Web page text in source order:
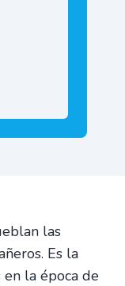
las
Es la
la época de